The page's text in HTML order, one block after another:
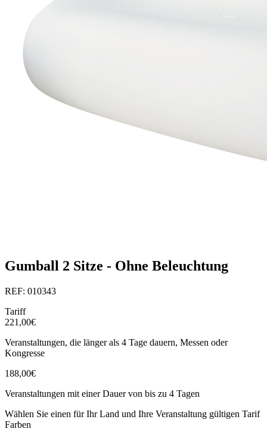
Gumball 2 Sitze - Ohne Beleuchtung
REF: 010343
Tariff
221,00€
Veranstaltungen, die länger als 4 Tage dauern, Messen oder
Kongresse
188,00€
Veranstaltungen mit einer Dauer von bis zu 4 Tagen
Wählen Sie einen für Ihr Land und Ihre Veranstaltung gültigen Tarif
Farben